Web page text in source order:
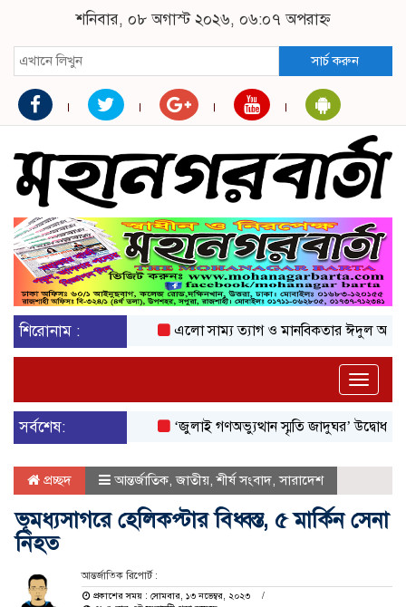
শনিবার, ০৮ অগাস্ট ২০২৬, ০৬:০৭ অপরাহ্ন
সার্চ করুন
শিরোনাম : এলো সাম্য ত্যাগ ও মানবিকতার ঈদুল আজহা
Toggle
সর্বশেষ:
‘জুলাই গণঅভ্যুত্থান স্মৃতি জাদুঘর’ উদ্বোধন করলেন
প্রচ্ছদ আন্তর্জাতিক,জাতীয়,শীর্ষ সংবাদ,সারাদেশ
ভূমধ্যসাগরে হেলিকপ্টার বিধ্বস্ত, ৫ মার্কিন সেনা
নিহত
আন্তর্জাতিক রিপোর্ট :
প্রকাশের সময় : সোমবার, ১৩ নভেম্বর, ২০২৩